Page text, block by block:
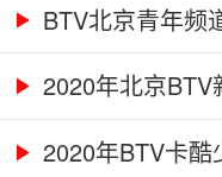
BTV北京青年频
2020年北京
2020年BTV卡